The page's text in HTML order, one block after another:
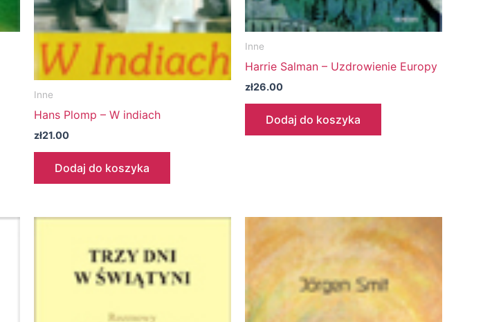
Inne
Hans Plomp – W indiach
zł21.00
Dodaj do koszyka
Inne
Harrie Salman – Uzdrowienie Europy
zł26.00
Dodaj do koszyka